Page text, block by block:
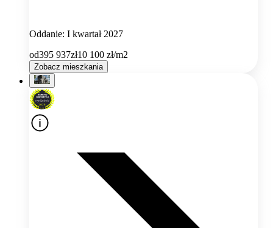
Oddanie: I kwartał 2027
od395 937zł10 100 zł/m2
Zobacz mieszkania